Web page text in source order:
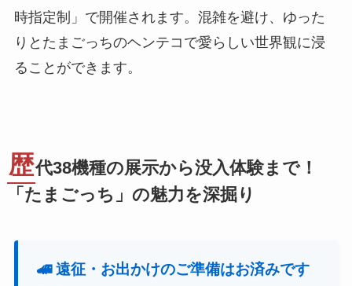
時指定制」で開催されます。混雑を避け、ゆった
りとたまごっちのヘンテコで愛らしい世界観に浸
ることができます。
歴代38機種の展示から没入体験まで！
「たまごっち」の魅力を深掘り
🚄 遠征・お出かけのご準備はお済みです